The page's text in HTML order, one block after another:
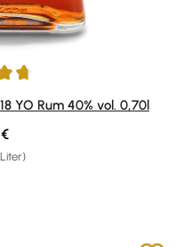
4.66 von 5 Sternen
YO Rum 40% vol. 0,70l
Preis: